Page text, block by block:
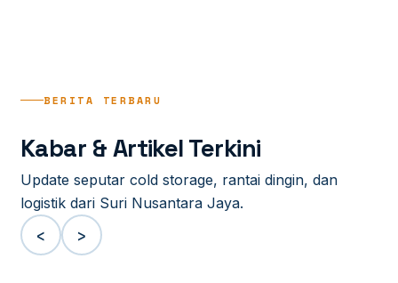
BERITA TERBARU
Kabar & Artikel Terkini
Update seputar cold storage, rantai dingin, dan
logistik dari Suri Nusantara Jaya.
‹ ›